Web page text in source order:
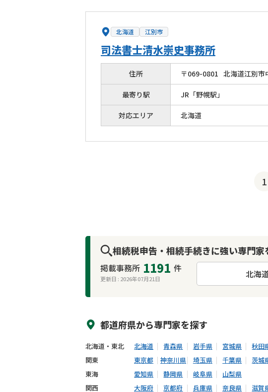
北海道 江別市
司法書士清水崇史事務所
住所 〒069-0801 北海道江別市
最寄り駅 JR「野幌駅」
対応エリア 北海道
1
相続税申告・相続手続きに強い専門家
掲載事務所 1191 件
更新日 : 2026年07月21日 北海
都道府県から専門家を探す
北海道・東北 北海道 青森県 岩手県 宮城県 秋田
関東
東京都 神奈川県 埼玉県 千葉県 茨城
東海
愛知県 静岡県 岐阜県
山梨県
関西
大阪府 京都府 兵庫県 奈良県 滋賀